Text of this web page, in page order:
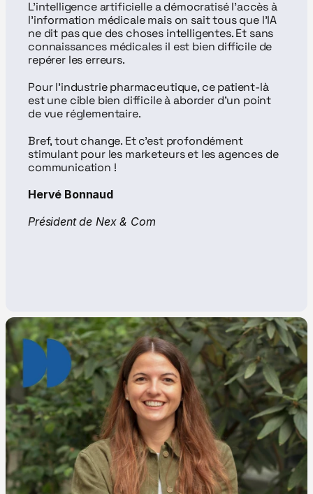
L'intelligence artificielle a démocratisé l'accès à
l'information médicale mais on sait tous que l'IA
ne dit pas que des choses intelligentes. Et sans
connaissances médicales il est bien difficile de
repérer les erreurs.
Pour l'industrie pharmaceutique, ce patient-là
est une cible bien difficile à aborder d'un point
de vue réglementaire.
Bref, tout change. Et c'est profondément
stimulant pour les marketeurs et les agences de
communication !
Hervé Bonnaud
Président de Nex & Com